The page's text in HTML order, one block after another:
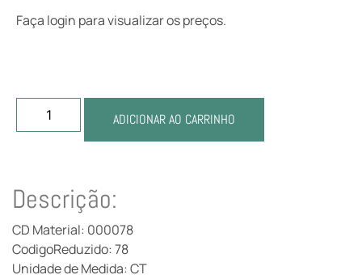
Faça login para visualizar os preços.
ADICIONAR AO CARRINHO
Descrição:
CD Material: 000078
CodigoReduzido: 78
Unidade de Medida: CT